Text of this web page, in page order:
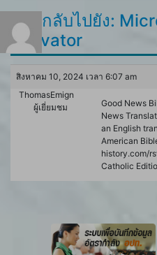
ตอบกลับไปยัง:
activator
สิงหาคม 10, 2024 เวลา 6:07 am
ThomasEmign
ผู้เยี่ยมชม
Good News
News
an English
American
history.com/
Catholic